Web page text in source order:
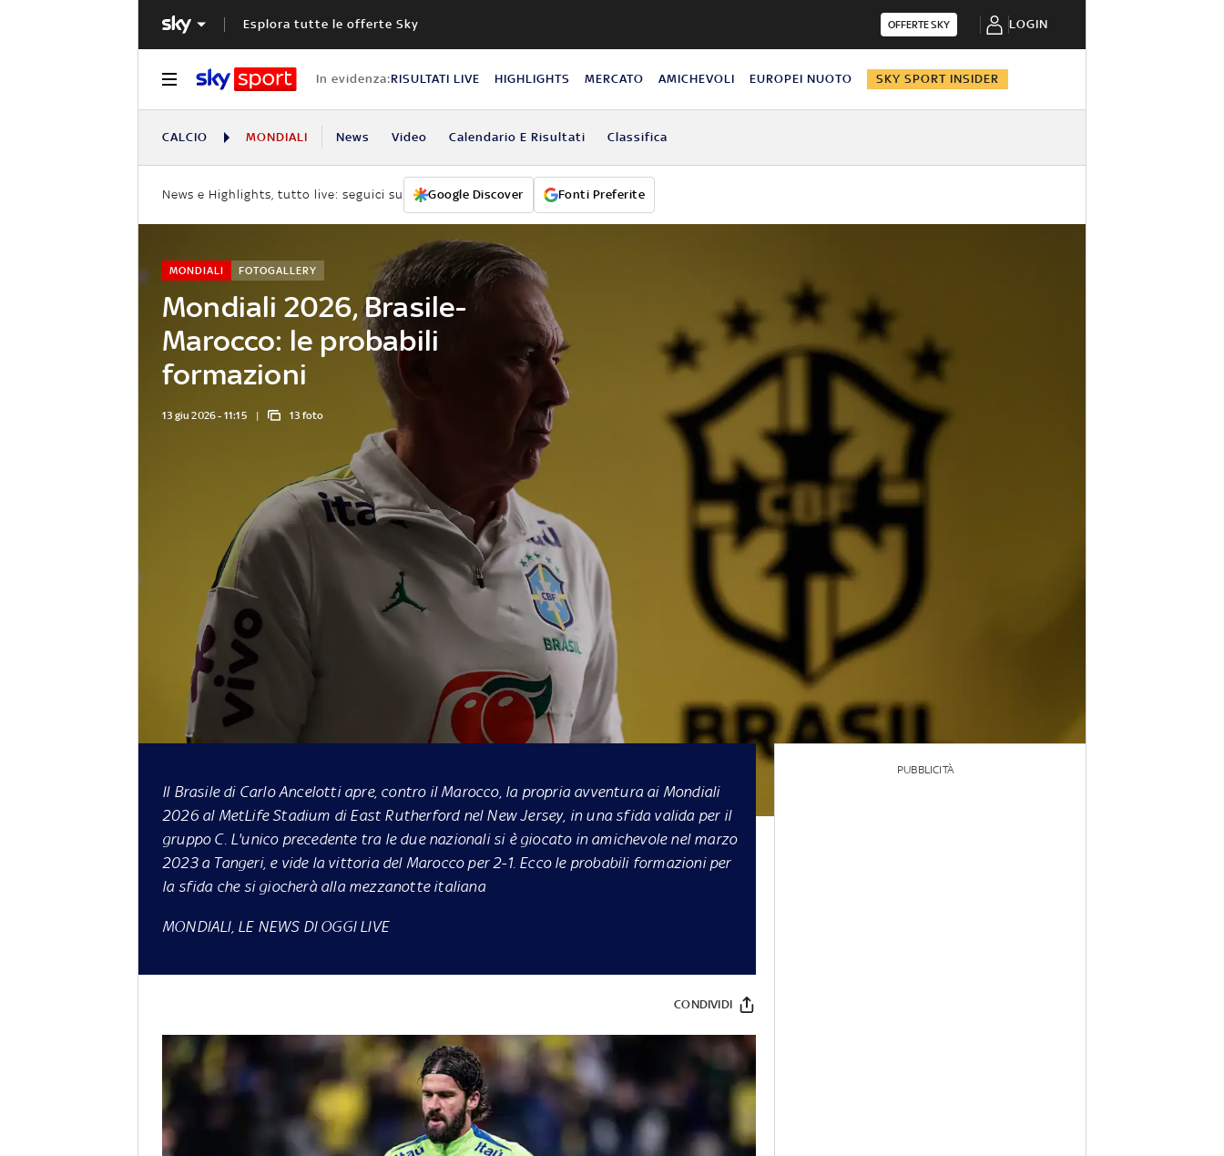
Esplora tutte le offerte Sky OFFERTE SKY LOGIN
In evidenza:RISULTATI LIVE HIGHLIGHTS MERCATO AMICHEVOLI EUROPEI NUOTO SKY SPORT INSIDER
CALCIO MONDIALI News Video Calendario E Risultati Classifica
News e Highlights, tutto live: seguici su Google Discover Fonti Preferite
Mondiali 2026, Brasile-
Marocco: le probabili
formazioni
MONDIALI FOTOGALLERY
13 giu 2026 - 11:15 13 foto
Il Brasile di Carlo Ancelotti apre, contro il Marocco, la propria avventura ai Mondiali
2026 al MetLife Stadium di East Rutherford nel New Jersey, in una sfida valida per il
gruppo C. L'unico precedente tra le due nazionali si è giocato in amichevole nel marzo
2023 a Tangeri, e vide la vittoria del Marocco per 2-1. Ecco le probabili formazioni per
la sfida che si giocherà alla mezzanotte italiana
MONDIALI, LE NEWS DI OGGI LIVE
CONDIVIDI
PUBBLICITÀ